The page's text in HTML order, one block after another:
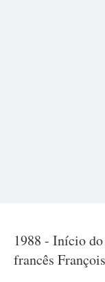
1988 - Início
francês